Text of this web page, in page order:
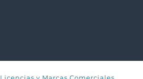
Licencias y Marcas Comerciales